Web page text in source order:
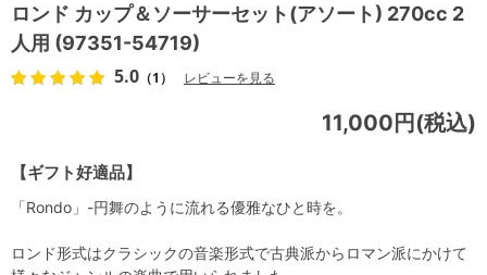
ロンド カップ＆ソーサーセット(アソート) 270cc 2
人用 (97351-54719)
5.0 （1） レビューを見る
【ギフト好適品】
11,000円(税込)
「Rondo」-円舞のように流れる優雅なひと時を。
ロンド形式はクラシックの音楽形式で古典派からロマン派にかけて